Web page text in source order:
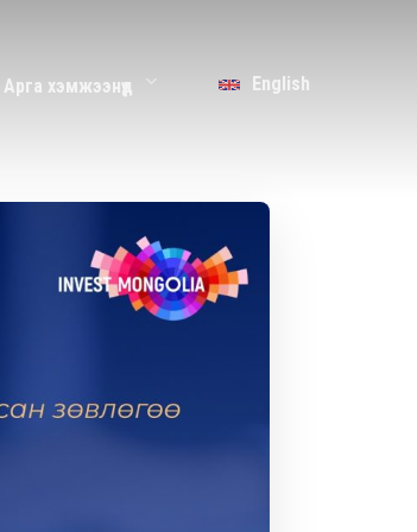
Арга хэмжээнүүд English